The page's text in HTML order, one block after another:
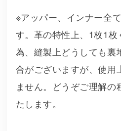
※アッパー、インナー全
す。革の特性上、1枚1枚
為、縫製上どうしても裏
合がございますが、使用
ません。どうぞご理解
たします。